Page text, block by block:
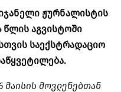
ჟურნალისტის
წლის აგვისტოში
საექსტრადაციო
მაისის მოვლენებთან